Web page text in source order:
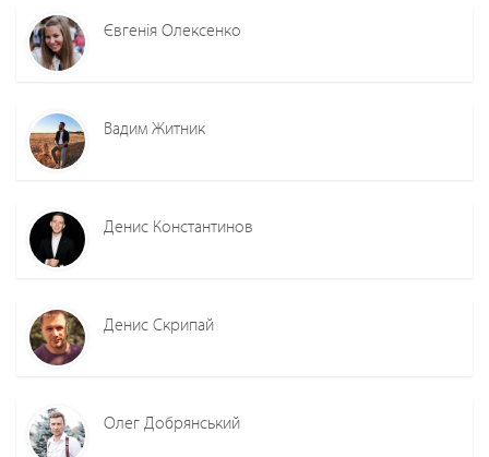
Євгенія Олексенко
Вадим Житник
Денис Константинов
Денис Скрипай
Олег Добрянський